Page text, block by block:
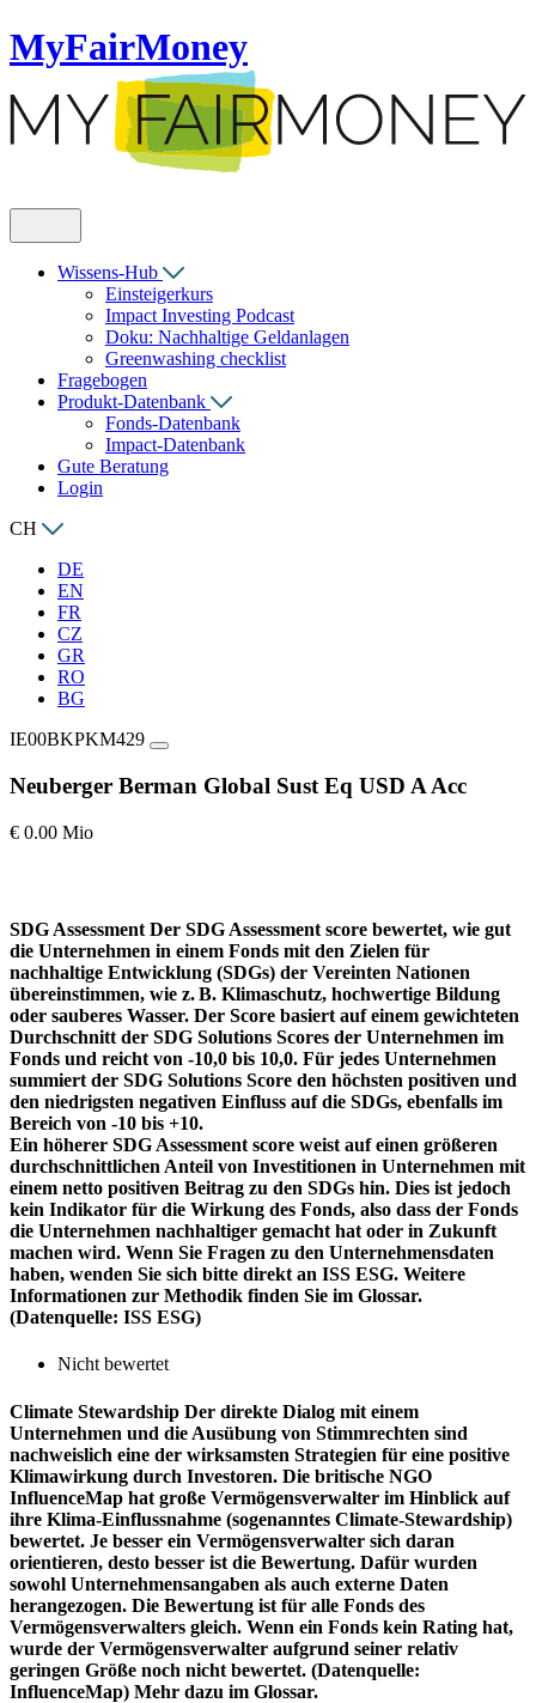
MyFairMoney
Wissens-Hub
Einsteigerkurs
Impact Investing Podcast
Doku: Nachhaltige Geldanlagen
Greenwashing checklist
Fragebogen
Produkt-Datenbank
Fonds-Datenbank
Impact-Datenbank
Gute Beratung
Login
CH
DE
EN
FR
CZ
GR
RO
BG
IE00BKPKM429
Neuberger Berman Global Sust Eq USD A Acc
€ 0.00 Mio
SDG Assessment Der SDG Assessment score bewertet, wie gut
die Unternehmen in einem Fonds mit den Zielen für
nachhaltige Entwicklung (SDGs) der Vereinten Nationen
übereinstimmen, wie z. B. Klimaschutz, hochwertige Bildung
oder sauberes Wasser. Der Score basiert auf einem gewichteten
Durchschnitt der SDG Solutions Scores der Unternehmen im
Fonds und reicht von -10,0 bis 10,0. Für jedes Unternehmen
summiert der SDG Solutions Score den höchsten positiven und
den niedrigsten negativen Einfluss auf die SDGs, ebenfalls im
Bereich von -10 bis +10.
Ein höherer SDG Assessment score weist auf einen größeren
durchschnittlichen Anteil von Investitionen in Unternehmen mit
einem netto positiven Beitrag zu den SDGs hin. Dies ist jedoch
kein Indikator für die Wirkung des Fonds, also dass der Fonds
die Unternehmen nachhaltiger gemacht hat oder in Zukunft
machen wird. Wenn Sie Fragen zu den Unternehmensdaten
haben, wenden Sie sich bitte direkt an ISS ESG. Weitere
Informationen zur Methodik finden Sie im Glossar.
(Datenquelle: ISS ESG)
Nicht bewertet
Climate Stewardship Der direkte Dialog mit einem
Unternehmen und die Ausübung von Stimmrechten sind
nachweislich eine der wirksamsten Strategien für eine positive
Klimawirkung durch Investoren. Die britische NGO
InfluenceMap hat große Vermögensverwalter im Hinblick auf
ihre Klima-Einflussnahme (sogenanntes Climate-Stewardship)
bewertet. Je besser ein Vermögensverwalter sich daran
orientieren, desto besser ist die Bewertung. Dafür wurden
sowohl Unternehmensangaben als auch externe Daten
herangezogen. Die Bewertung ist für alle Fonds des
Vermögensverwalters gleich. Wenn ein Fonds kein Rating hat,
wurde der Vermögensverwalter aufgrund seiner relativ
geringen Größe noch nicht bewertet. (Datenquelle:
InfluenceMap) Mehr dazu im Glossar.